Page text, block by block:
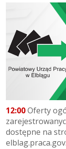
12:00Oferty
dostępne na